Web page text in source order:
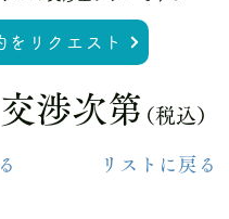
をリクエスト
交渉次第（税込）
リストに戻る